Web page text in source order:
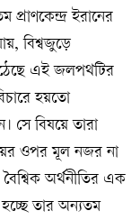
প্রাণকেন্দ্র ইরানের
বিশ্বজুড়ে
এই জলপথটির
হয়তো
সে বিষয়ে তারা
ওপর মূল নজর না
অর্থনীতির এক
হচ্ছে তার অন্যতম